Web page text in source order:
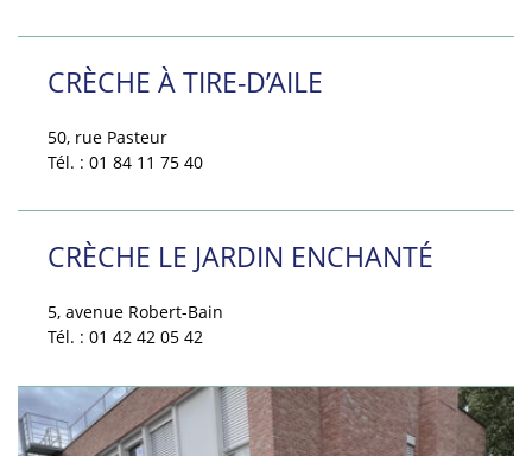
CRÈCHE À TIRE-D’AILE
50, rue Pasteur
Tél. : 01 84 11 75 40
CRÈCHE LE JARDIN ENCHANTÉ
5, avenue Robert-Bain
Tél. : 01 42 42 05 42